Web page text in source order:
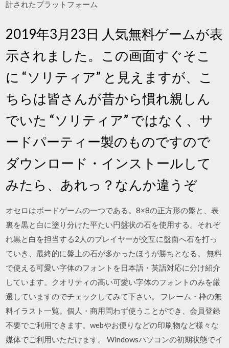
計されたプラットフォーム
2019年3月23日 人気無料ゲームが表
示されました。この画面すぐそこ
に “ソリティア” と見えますが、こ
ちらは皆さんが昔から慣れ親しん
でいた “ソリティア” ではなく、サ
ードパーティー製のものですので
ダウンロード・インストールして
みたら、あれっ？なんか違うぞ
オセロはボードゲームの一つである。8×8の正方形の盤と、表
裏を黒と白に塗り分けた平たい円盤状の石を使用する。それぞ
れ黒と白を担当する2人のプレイヤーが交互に盤面へ石を打っ
ていき、最終的に盤上の石が多かったほうが勝ちとなる。 無料
で使える可愛い字体のフォントを日本語・英語対応に分け紹介
しています。クオリティの高い可愛い字体のフォントのみを厳
選していますのでチェックしてみて下さい。 フレーム・枠の無
料イラスト一覧。個人・商用問わず使うことができ、会員登録
不要でご利用できます。webやお便りなどの印刷物など様々な
媒体でご利用いただけます。 Windowsパソコンの初期状態でイ